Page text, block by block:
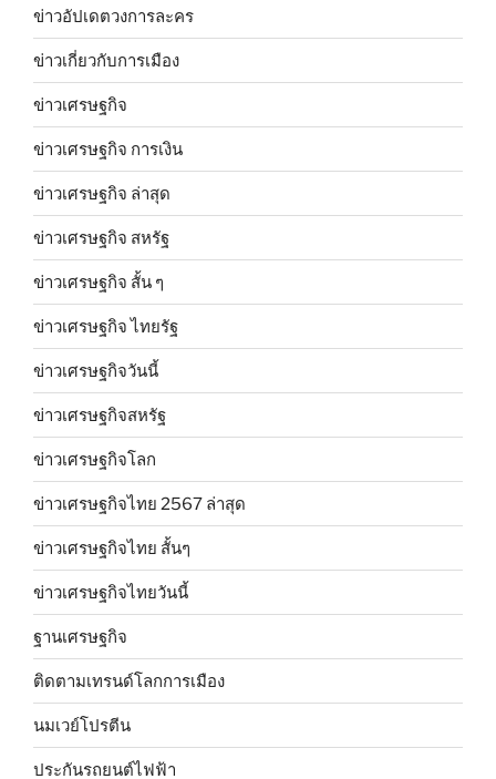
ข่าวอัปเดตวงการละคร
ข่าวเกี่ยวกับการเมือง
ข่าวเศรษฐกิจ
ข่าวเศรษฐกิจ การเงิน
ข่าวเศรษฐกิจ ล่าสุด
ข่าวเศรษฐกิจ สหรัฐ
ข่าวเศรษฐกิจ สั้น ๆ
ข่าวเศรษฐกิจ ไทยรัฐ
ข่าวเศรษฐกิจวันนี้
ข่าวเศรษฐกิจสหรัฐ
ข่าวเศรษฐกิจโลก
ข่าวเศรษฐกิจไทย 2567 ล่าสุด
ข่าวเศรษฐกิจไทย สั้นๆ
ข่าวเศรษฐกิจไทยวันนี้
ฐานเศรษฐกิจ
ติดตามเทรนด์โลกการเมือง
นมเวย์โปรตีน
ประกันรถยนต์ไฟฟ้า